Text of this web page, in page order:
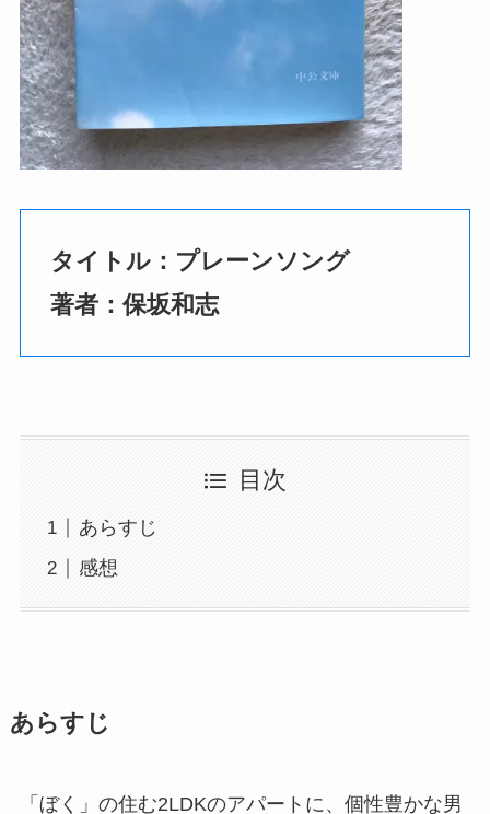
タイトル：プレーンソング
著者：保坂和志
目次
あらすじ
感想
あらすじ
「ぼく」の住む2LDKのアパートに、個性豊かな男